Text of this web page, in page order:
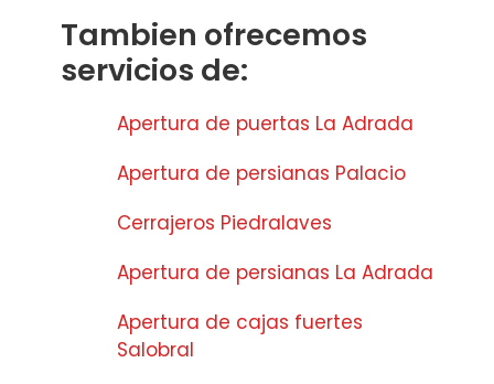
Tambien ofrecemos
servicios de:
Apertura de puertas La Adrada
Apertura de persianas Palacio
Cerrajeros Piedralaves
Apertura de persianas La Adrada
Apertura de cajas fuertes
Salobral